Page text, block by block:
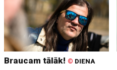
Braucam tālāk! © DIENA